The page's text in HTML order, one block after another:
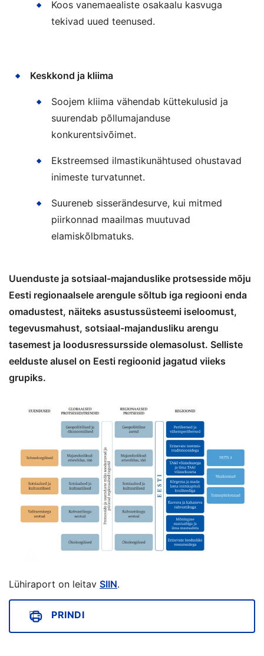
Koos vanemaealiste osakaalu kasvuga
tekivad uued teenused.
Keskkond ja kliima
Soojem kliima vähendab küttekulusid ja
suurendab põllumajanduse
konkurentsivõimet.
Ekstreemsed ilmastikunähtused ohustavad
inimeste turvatunnet.
Suureneb sisserändesurve, kui mitmed
piirkonnad maailmas muutuvad
elamiskõlbmatuks.
Uuenduste ja sotsiaal-majanduslike protsesside mõju
Eesti regionaalsele arengule sõltub iga regiooni enda
omadustest, näiteks asustussüsteemi iseloomust,
tegevusmahust, sotsiaal-majandusliku arengu
tasemest ja loodusressursside olemasolust. Selliste
eelduste alusel on Eesti regioonid jagatud viieks
grupiks.
Lühiraport on leitav SIIN.
PRINDI